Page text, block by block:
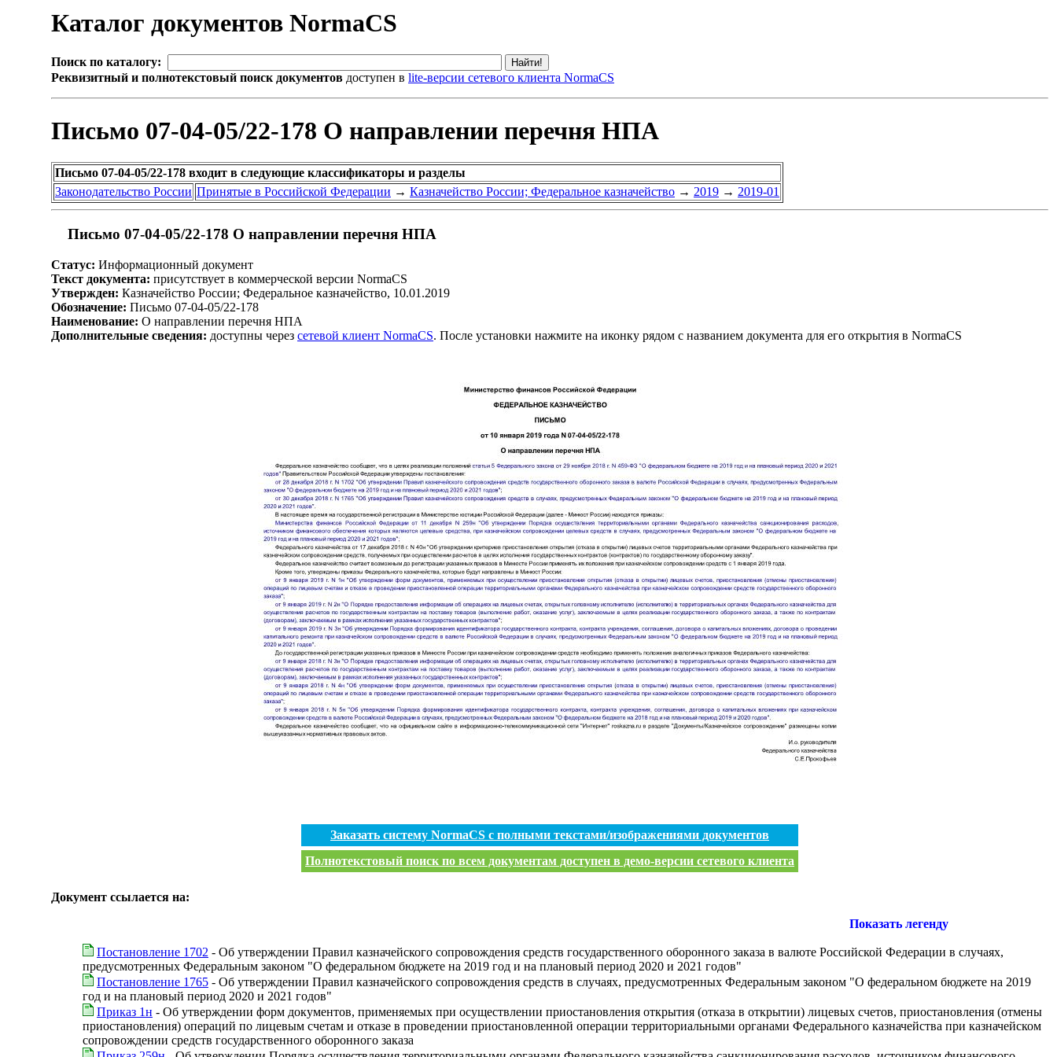
Каталог документов NormaCS
Поиск по каталогу:
Реквизитный и полнотекстовый поиск документов доступен в lite-версии сетевого клиента NormaCS
Письмо 07-04-05/22-178 О направлении перечня НПА
Письмо 07-04-05/22-178 входит в следующие классификаторы и разделы
Законодательство России Принятые в Российской Федерации → Казначейство России; Федеральное казначейство → 2019 → 2019-01
Письмо 07-04-05/22-178 О направлении перечня НПА
Статус: Информационный документ
Текст документа: присутствует в коммерческой версии NormaCS
Утвержден: Казначейство России; Федеральное казначейство, 10.01.2019
Обозначение: Письмо 07-04-05/22-178
Наименование: О направлении перечня НПА
Дополнительные сведения: доступны через сетевой клиент NormaCS. После установки нажмите на иконку рядом с названием документа для его открытия в NormaCS
Заказать систему NormaCS с полными текстами/изображениями документов
Полнотекстовый поиск по всем документам доступен в демо-версии сетевого клиента
Документ ссылается на:
Показать легенду
Постановление 1702 - Об утверждении Правил казначейского сопровождения средств государственного оборонного заказа в валюте Российской Федерации в случаях,
предусмотренных Федеральным законом "О федеральном бюджете на 2019 год и на плановый период 2020 и 2021 годов"
Постановление 1765 - Об утверждении Правил казначейского сопровождения средств в случаях, предусмотренных Федеральным законом "О федеральном бюджете на 2019
год и на плановый период 2020 и 2021 годов"
Приказ 1н - Об утверждении форм документов, применяемых при осуществлении приостановления открытия (отказа в открытии) лицевых счетов, приостановления (отмены
приостановления) операций по лицевым счетам и отказе в проведении приостановленной операции территориальными органами Федерального казначейства при казначейском
сопровождении средств государственного оборонного заказа